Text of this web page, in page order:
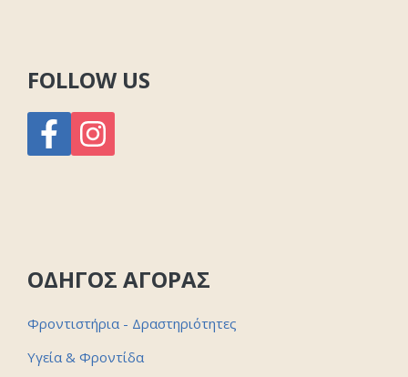
FOLLOW US
ΟΔΗΓΟΣ ΑΓΟΡΑΣ
Φροντιστήρια - Δραστηριότητες
Υγεία & Φροντίδα